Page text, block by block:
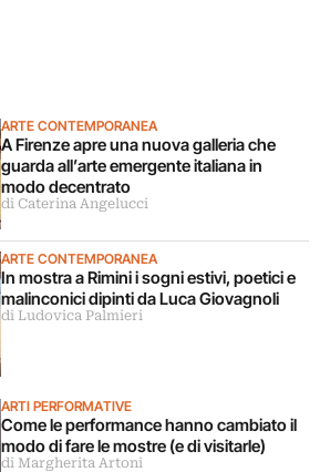
ARTE CONTEMPORANEA
A Firenze apre una nuova galleria che
guarda all’arte emergente italiana in
modo decentrato
di Caterina Angelucci
ARTE CONTEMPORANEA
In mostra a Rimini i sogni estivi, poetici e
malinconici dipinti da Luca Giovagnoli
di Ludovica Palmieri
ARTI PERFORMATIVE
Come le performance hanno cambiato il
modo di fare le mostre (e di visitarle)
di Margherita Artoni